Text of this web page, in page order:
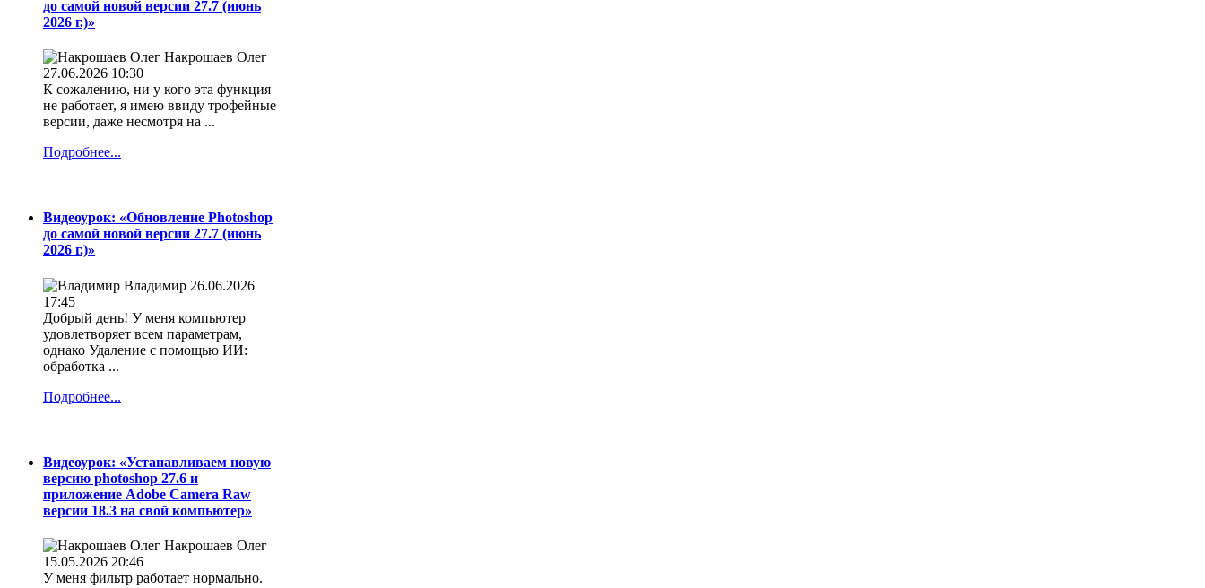
до самой новой версии 27.7 (июнь
2026 г.)»
Накрошаев Олег
27.06.2026 10:30
К сожалению, ни у кого эта функция
не работает, я имею ввиду трофейные
версии, даже несмотря на ...
Подробнее...
Видеоурок: «Обновление Photoshop
до самой новой версии 27.7 (июнь
2026 г.)»
Владимир 26.06.2026
17:45
Добрый день! У меня компьютер
удовлетворяет всем параметрам,
однако Удаление с помощью ИИ:
обработка ...
Подробнее...
Видеоурок: «Устанавливаем новую
версию photoshop 27.6 и
приложение Adobe Camera Raw
версии 18.3 на свой компьютер»
Накрошаев Олег
15.05.2026 20:46
У меня фильтр работает нормально.